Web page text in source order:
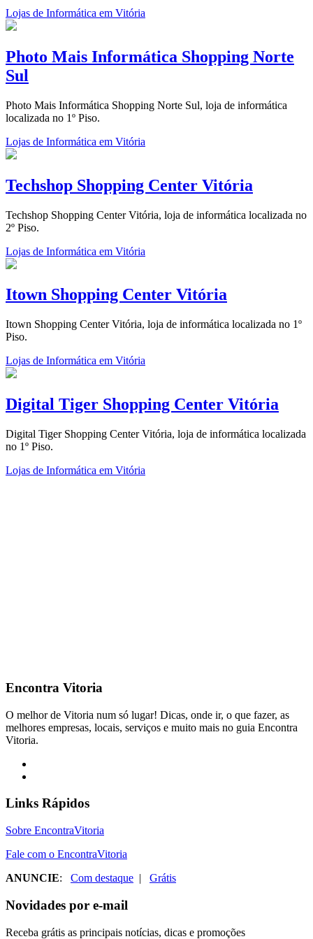
Lojas de Informática em Vitória
Photo Mais Informática Shopping Norte
Sul
Photo Mais Informática Shopping Norte Sul, loja de informática
localizada no 1º Piso.
Lojas de Informática em Vitória
Techshop Shopping Center Vitória
Techshop Shopping Center Vitória, loja de informática localizada no
2º Piso.
Lojas de Informática em Vitória
Itown Shopping Center Vitória
Itown Shopping Center Vitória, loja de informática localizada no 1º
Piso.
Lojas de Informática em Vitória
Digital Tiger Shopping Center Vitória
Digital Tiger Shopping Center Vitória, loja de informática localizada
no 1º Piso.
Lojas de Informática em Vitória
Encontra Vitoria
O melhor de Vitoria num só lugar! Dicas, onde ir, o que fazer, as
melhores empresas, locais, serviços e muito mais no guia Encontra
Vitoria.
Links Rápidos
Sobre EncontraVitoria
Fale com o EncontraVitoria
ANUNCIE: Com destaque | Grátis
Novidades por e-mail
Receba grátis as principais notícias, dicas e promoções